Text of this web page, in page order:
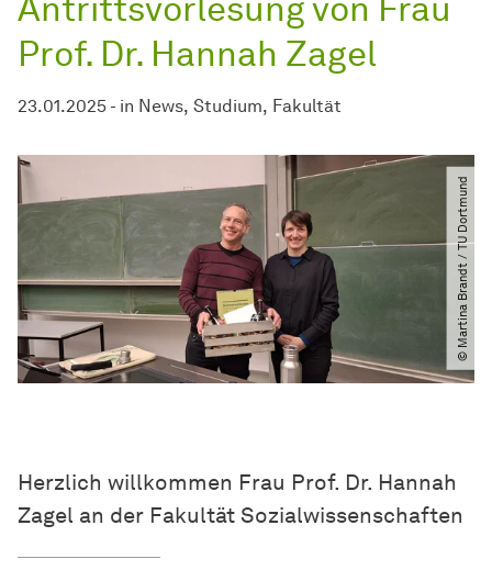
Prof. Dr. Hannah Zagel
23.01.2025 - in News Studium Fakultät
© Martina Brandt ​/​ TU Dortmund
Herzlich willkommen Frau Prof. Dr. Hannah
Zagel an der Fakultät Sozial­wissen­schaften